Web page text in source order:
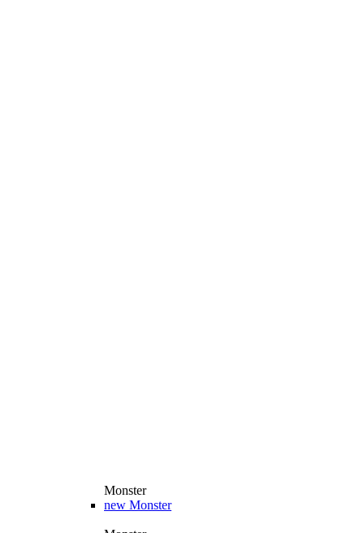
Monster
new Monster